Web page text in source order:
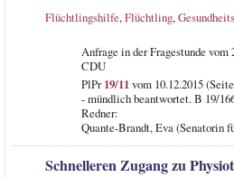
Flüchtlingshilfe,Flüchtling,
Anfrage in der Fragestundevom
CDU
PlPr19/11vom 10.12.2015
- mündlich beantwortet. B 19/
Redner:
Quante-Brandt, Eva (Senatorin
Schnelleren Zugang zu